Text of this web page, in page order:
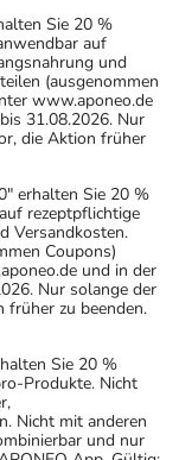
Sie 20 %
auf
und
(ausgenommen
www.aponeo.de
31.08.2026. Nur
die Aktion früher
erhalten Sie 20 %
rezeptpflichtige
Versandkosten.
Coupons)
und in der
Nur solange der
zu beenden.
Sie 20 %
Produkte. Nicht
Nicht mit anderen
und nur